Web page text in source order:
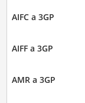
AIFC a 3GP
AIFF a 3GP
AMR a 3GP